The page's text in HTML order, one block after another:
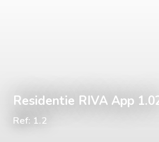
Residentie RIVA App
Ref: 1.2